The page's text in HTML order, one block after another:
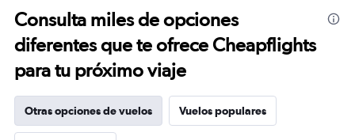
Consulta miles de opciones
diferentes que te ofrece Cheapflights
para tu próximo viaje
Otras opciones de vuelos Vuelos populares